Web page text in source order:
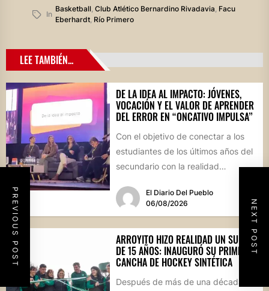
In
Basketball, Club Atlético Bernardino Rivadavia Facu
Eberhardt, Río Primero
PREVIOUS POST NEXT POST
LEE TAMBIÉN...
DE LA IDEA AL IMPACTO: JÓVENES,
VOCACIÓN Y EL VALOR DE APRENDER
DEL ERROR EN “ONCATIVO IMPULSA”
Con el objetivo de conectar a los
estudiantes de los últimos años del
secundario con la realidad
El Diario Del Pueblo
06/08/2026
ARROYITO HIZO REALIDAD UN SUEÑO
DE 15 AÑOS: INAUGURÓ SU PRIMERA
CANCHA DE HOCKEY SINTÉTICA
Después de más de una década de